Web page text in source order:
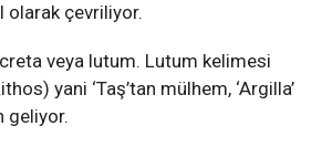
olarak çevriliyor.
veya lutum. Lutum kelimesi
yani ‘Taş’tan mülhem, ‘Argilla’
geliyor.